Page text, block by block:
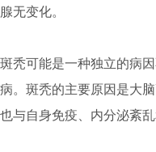
无变化。
能是一种独立的病因
。斑秃的主要原因是大
与自身免疫、内分泌紊